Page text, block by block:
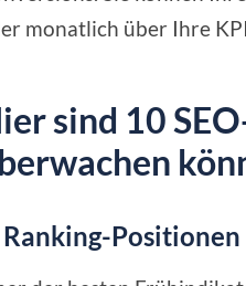
monatlich über Ihre
sind 10
Ranking-Positionen